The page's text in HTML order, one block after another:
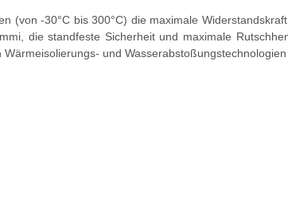
(von -30°C bis 300°C) die maximale
die standfeste Sicherheit und maximale
und Wasserabstoßungstechnologien